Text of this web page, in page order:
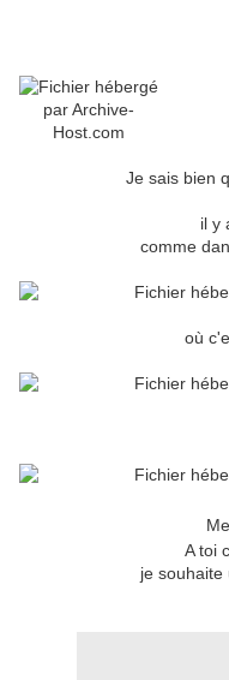
Je sais bien
il y
comme
où
A toi
je souhaite